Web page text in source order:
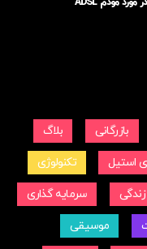
بازرگانی بلاگ
استیل تکنولوژی
سرمایه گذاری
موسیقی